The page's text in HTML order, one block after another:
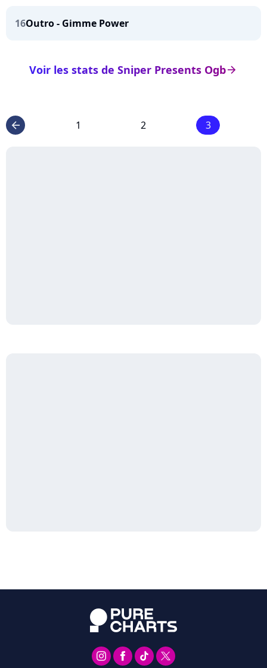
16Outro - Gimme Power
arrow_right
Voir les stats de Sniper Presents Ogb
arrow_left 1 2 3